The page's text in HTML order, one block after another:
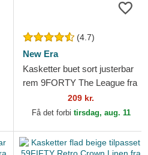
(4.7)
New Era
Kasketter buet sort justerbar
rem 9FORTY The League fra
Chicago White Sox MLB af
New Era
209 kr.
Få det forbi tirsdag, aug. 11